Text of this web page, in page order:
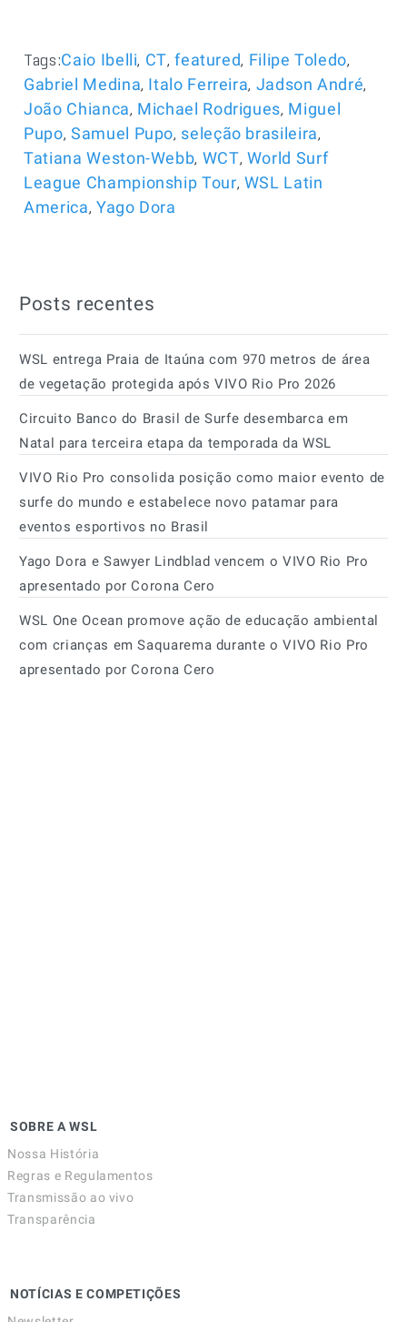
Tags:Caio Ibelli, CT,featured, Filipe Toledo,
Gabriel Medina, Italo Ferreira, Jadson André,
João Chianca, Michael Rodrigues, Miguel
Pupo,Samuel Pupo, seleção brasileira,
Tatiana Weston-Webb, WCT, World Surf
League Championship Tour, WSL Latin
America, Yago Dora
Posts recentes
WSL entrega Praia de Itaúna com 970 metros de área
de vegetação protegida após VIVO Rio Pro 2026
Circuito Banco do Brasil de Surfe desembarca em
Natal para terceira etapa da temporada da WSL
VIVO Rio Pro consolida posição como maior evento de
surfe do mundo e estabelece novo patamar para
eventos esportivos no Brasil
Yago Dora e Sawyer Lindblad vencem o VIVO Rio Pro
apresentado por Corona Cero
WSL One Ocean promove ação de educação ambiental
com crianças em Saquarema durante o VIVO Rio Pro
apresentado por Corona Cero
SOBRE A WSL
Nossa História
Regras e Regulamentos
Transmissão ao vivo
Transparência
NOTÍCIAS E COMPETIÇÕES